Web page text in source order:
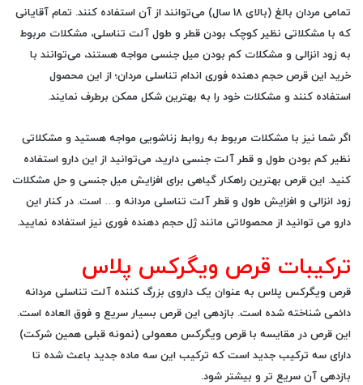
تمامی مردان بالغ (بالای 18 سال) می‌توانند از آن استفاده کنند. تمام آقایانی
که با مشکلاتی نظیر کوچک بودن قطر و طول آلت تناسلی، مشکلات مربوط
به زود انزالی و مشکلات کم بودن میل جنسی مواجه هستند، می‌توانند با
خرید این قرص حجم دهنده فوری اندام تناسلی مردان؛ از این محصول
استفاده کنند و مشکلات خود را به بهترین شکل ممکن برطرف نمایند.
اگر شما نیز با مشکلات مربوط به روابط زناشویی مواجه هستید و مشکلاتی
نظیر کم بودن طول و قطر آلت جنسی دارید، می‌توانید از این دارو استفاده
کنید. این قرص بهترین راهکار گیاهی برای افزایش میل جنسی و حل مشکلات
زود انزالی و افزایش طول و قطر آلت تناسلی مردانه و… است. در کنار این
دارو می توانید از محصولاتی مانند ژل حجم دهنده فوری نیز استفاده نمایید.
ترکیبات قرص ویگرکس پلاس
قرص ویگرکس پلاس به عنوان یک داروی بزرگ کننده آلت تناسلی مردانه
دائمی شناخته شده است. بازدهی این قرص بسیار سریع و فوق العاده است.
این قرص در مقایسه با قرص ویگرکس معمولی (نمونه قبلی همین شرکت)
دارای سه ترکیب جدید است که ترکیب این سه ماده جدید باعث شده تا
بازدهی آن سریع تر و بیشتر شود.